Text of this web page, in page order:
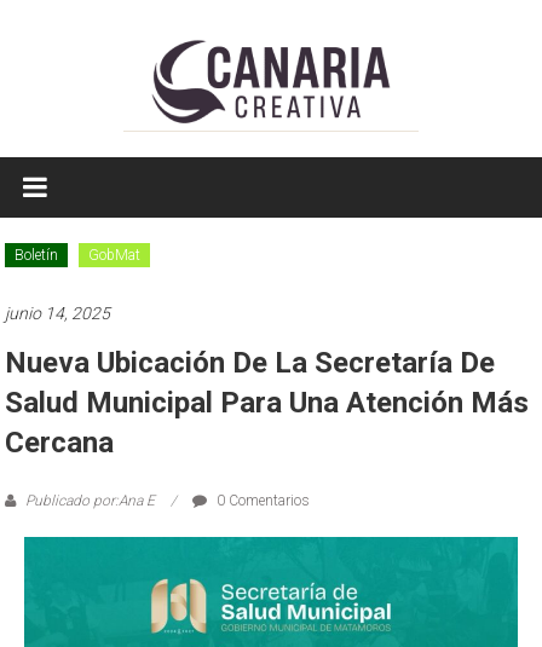
EL
EDITOR
DE
TAMAULIPAS
Boletín GobMat
junio 14, 2025
Nueva Ubicación De La Secretaría De
Salud Municipal Para Una Atención Más
Cercana
Publicado por:Ana E 0 Comentarios